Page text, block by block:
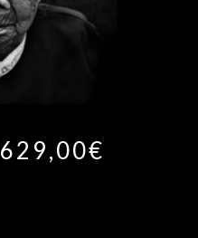
629,00€